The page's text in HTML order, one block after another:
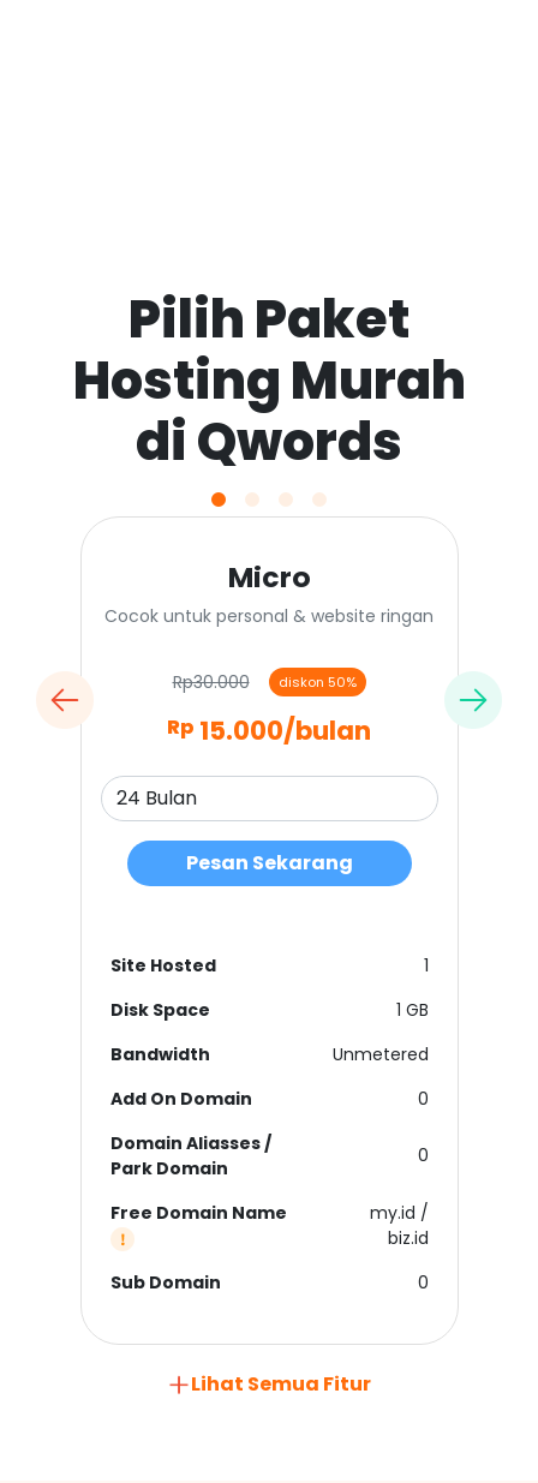
Pilih Paket
Hosting Murah
di Qwords
Micro
Cocok untuk personal & website ringan
Rp30.000 diskon 50%
Rp 15.000/bulan
Pesan Sekarang
Site Hosted
1
Disk Space
1 GB
Bandwidth
Unmetered
Add On Domain
0
Domain Aliasses /
Park Domain
0
Free Domain Name
my.id /
biz.id
Sub Domain
0
Lihat Semua Fitur